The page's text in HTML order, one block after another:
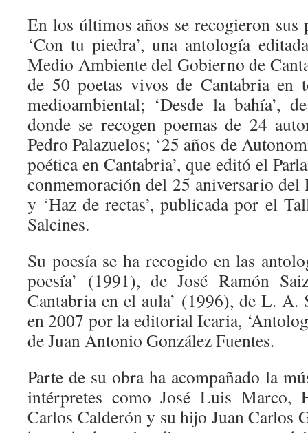
En los últimos años se recogieron sus
‘Con tu piedra’, una antología
Medio Ambiente del Gobierno de
de 50 poetas vivos de Cantabria en
medioambiental; ‘Desde la bahía’,
donde se recogen poemas de 24
Pedro Palazuelos; ‘25 años de
poética en Cantabria’, que editó el
conmemoración del 25 aniversario
y ‘Haz de rectas’, publicada por el
Salcines.
Su poesía se ha recogido en las
poesía’ (1991), de José Ramón
Cantabria en el aula’ (1996), de L. A.
en 2007 por la editorial Icaria,
de Juan Antonio González Fuentes.
Parte de su obra ha acompañado la
intérpretes como José Luis Marco,
Carlos Calderón y su hijo Juan Carlos